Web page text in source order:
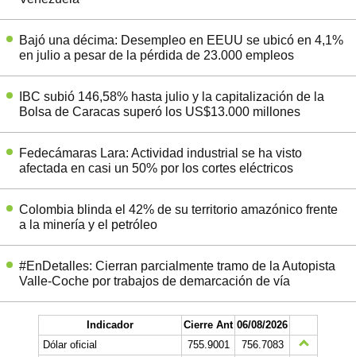
Bajó una décima: Desempleo en EEUU se ubicó en 4,1%
en julio a pesar de la pérdida de 23.000 empleos
IBC subió 146,58% hasta julio y la capitalización de la
Bolsa de Caracas superó los US$13.000 millones
Fedecámaras Lara: Actividad industrial se ha visto
afectada en casi un 50% por los cortes eléctricos
Colombia blinda el 42% de su territorio amazónico frente
a la minería y el petróleo
#EnDetalles: Cierran parcialmente tramo de la Autopista
Valle-Coche por trabajos de demarcación de vía
Indicador Cierre Ant 06/08/2026
Dólar oficial
755.9001
756.7083